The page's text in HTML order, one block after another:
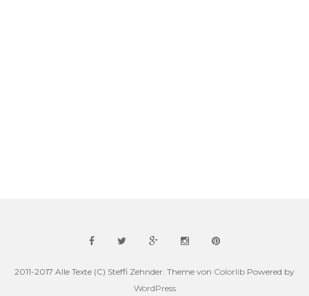
2011-2017 Alle Texte (C) Steffi Zehnder. Theme von Colorlib Powered by
WordPress